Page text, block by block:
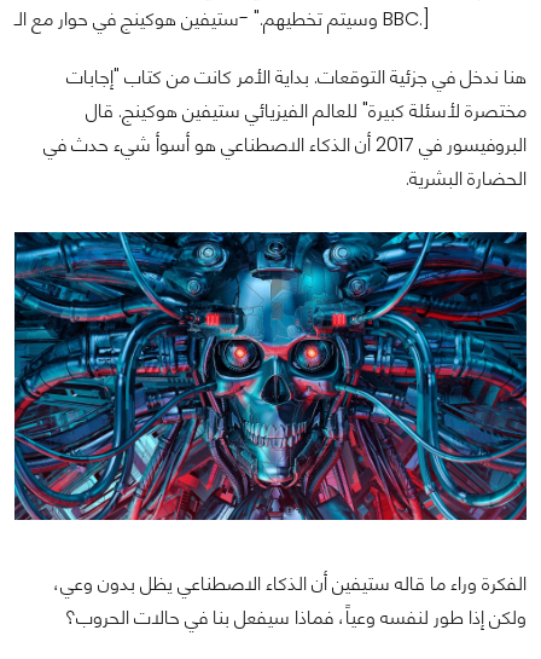
وسيتم تخطيهم." -ستيفين هوكينج في حوار مع الـ BBC.]
هنا ندخل في جزئية التوقعات. بداية الأمر كانت من كتاب "إجابات
مختصرة لأسئلة كبيرة" للعالم الفيزيائي ستيفين هوكينج. قال
البروفيسور في 2017 أن الذكاء الاصطناعي هو أسوأ شيء حدث في
الحضارة البشرية.
الفكرة وراء ما قاله ستيفين أن الذكاء الاصطناعي يظل بدون وعي،
ولكن إذا طور لنفسه وعياً، فماذا سيفعل بنا في حالات الحروب؟